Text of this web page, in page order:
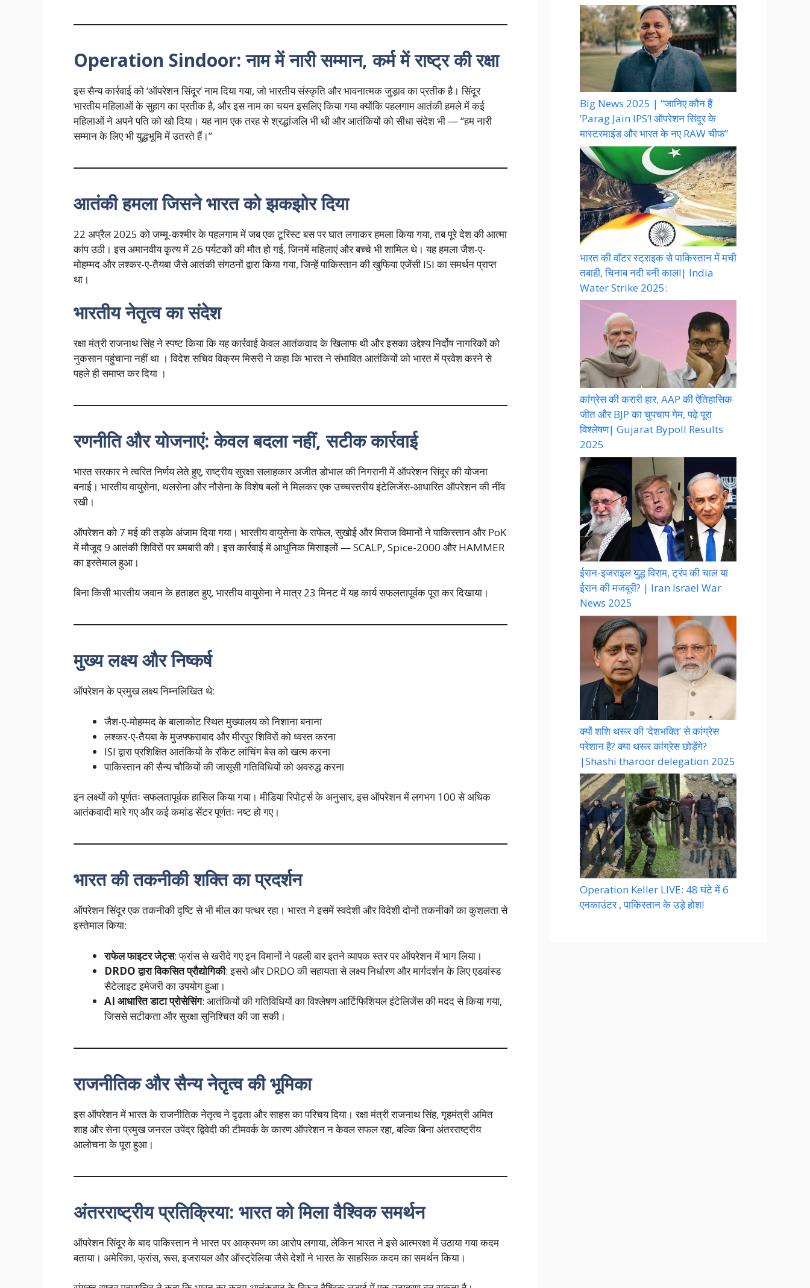
Operation Sindoor: नाम में नारी सम्मान, कर्म में राष्ट्र की रक्षा
इस सैन्य कार्रवाई को ‘ऑपरेशन सिंदूर’ नाम दिया गया, जो भारतीय संस्कृति और भावनात्मक जुड़ाव का प्रतीक है। सिंदूर
भारतीय महिलाओं के सुहाग का प्रतीक है, और इस नाम का चयन इसलिए किया गया क्योंकि पहलगाम आतंकी हमले में कई
महिलाओं ने अपने पति को खो दिया। यह नाम एक तरह से श्रद्धांजलि भी थी और आतंकियों को सीधा संदेश भी — “हम नारी
सम्मान के लिए भी युद्धभूमि में उतरते हैं।”
आतंकी हमला जिसने भारत को झकझोर दिया
22 अप्रैल 2025 को जम्मू-कश्मीर के पहलगाम में जब एक टूरिस्ट बस पर घात लगाकर हमला किया गया, तब पूरे देश की आत्मा
कांप उठी। इस अमानवीय कृत्य में 26 पर्यटकों की मौत हो गई, जिनमें महिलाएं और बच्चे भी शामिल थे। यह हमला जैश-ए-
मोहम्मद और लश्कर-ए-तैयबा जैसे आतंकी संगठनों द्वारा किया गया, जिन्हें पाकिस्तान की खुफिया एजेंसी ISI का समर्थन प्राप्त
था।
भारतीय नेतृत्व का संदेश
रक्षा मंत्री राजनाथ सिंह ने स्पष्ट किया कि यह कार्रवाई केवल आतंकवाद के खिलाफ थी और इसका उद्देश्य निर्दोष नागरिकों को
नुकसान पहुंचाना नहीं था । विदेश सचिव विक्रम मिसरी ने कहा कि भारत ने संभावित आतंकियों को भारत में प्रवेश करने से
पहले ही समाप्त कर दिया ।
रणनीति और योजनाएं: केवल बदला नहीं, सटीक कार्रवाई
भारत सरकार ने त्वरित निर्णय लेते हुए, राष्ट्रीय सुरक्षा सलाहकार अजीत डोभाल की निगरानी में ऑपरेशन सिंदूर की योजना
बनाई। भारतीय वायुसेना, थलसेना और नौसेना के विशेष बलों ने मिलकर एक उच्चस्तरीय इंटेलिजेंस-आधारित ऑपरेशन की नींव
रखी।
ऑपरेशन को 7 मई की तड़के अंजाम दिया गया। भारतीय वायुसेना के राफेल, सुखोई और मिराज विमानों ने पाकिस्तान और PoK
में मौजूद 9 आतंकी शिविरों पर बमबारी की। इस कार्रवाई में आधुनिक मिसाइलों — SCALP, Spice-2000 और HAMMER
का इस्तेमाल हुआ।
बिना किसी भारतीय जवान के हताहत हुए, भारतीय वायुसेना ने मात्र 23 मिनट में यह कार्य सफलतापूर्वक पूरा कर दिखाया।
मुख्य लक्ष्य और निष्कर्ष
ऑपरेशन के प्रमुख लक्ष्य निम्नलिखित थे:
जैश-ए-मोहम्मद के बालाकोट स्थित मुख्यालय को निशाना बनाना
लश्कर-ए-तैयबा के मुजफ्फराबाद और मीरपुर शिविरों को ध्वस्त करना
ISI द्वारा प्रशिक्षित आतंकियों के रॉकेट लांचिंग बेस को खत्म करना
पाकिस्तान की सैन्य चौकियों की जासूसी गतिविधियों को अवरुद्ध करना
इन लक्ष्यों को पूर्णतः सफलतापूर्वक हासिल किया गया। मीडिया रिपोर्ट्स के अनुसार, इस ऑपरेशन में लगभग 100 से अधिक
आतंकवादी मारे गए और कई कमांड सेंटर पूर्णतः नष्ट हो गए।
भारत की तकनीकी शक्ति का प्रदर्शन
ऑपरेशन सिंदूर एक तकनीकी दृष्टि से भी मील का पत्थर रहा। भारत ने इसमें स्वदेशी और विदेशी दोनों तकनीकों का कुशलता से
इस्तेमाल किया:
राफेल फाइटर जेट्स: फ्रांस से खरीदे गए इन विमानों ने पहली बार इतने व्यापक स्तर पर ऑपरेशन में भाग लिया।
DRDO द्वारा विकसित प्रौद्योगिकी: इसरो और DRDO की सहायता से लक्ष्य निर्धारण और मार्गदर्शन के लिए एडवांस्ड
सैटेलाइट इमेजरी का उपयोग हुआ।
AI आधारित डाटा प्रोसेसिंग: आतंकियों की गतिविधियों का विश्लेषण आर्टिफिशियल इंटेलिजेंस की मदद से किया गया,
जिससे सटीकता और सुरक्षा सुनिश्चित की जा सकी।
राजनीतिक और सैन्य नेतृत्व की भूमिका
इस ऑपरेशन में भारत के राजनीतिक नेतृत्व ने दृढ़ता और साहस का परिचय दिया। रक्षा मंत्री राजनाथ सिंह, गृहमंत्री अमित
शाह और सेना प्रमुख जनरल उपेंद्र द्विवेदी की टीमवर्क के कारण ऑपरेशन न केवल सफल रहा, बल्कि बिना अंतरराष्ट्रीय
आलोचना के पूरा हुआ।
अंतरराष्ट्रीय प्रतिक्रिया: भारत को मिला वैश्विक समर्थन
ऑपरेशन सिंदूर के बाद पाकिस्तान ने भारत पर आक्रमण का आरोप लगाया, लेकिन भारत ने इसे आत्मरक्षा में उठाया गया कदम
बताया। अमेरिका, फ्रांस, रूस, इजरायल और ऑस्ट्रेलिया जैसे देशों ने भारत के साहसिक कदम का समर्थन किया।
Big News 2025 | “जानिए कौन हैं
‘Parag Jain IPS’! ऑपरेशन सिंदूर के
मास्टरमाइंड और भारत के नए RAW चीफ”
भारत की वॉटर स्ट्राइक से पाकिस्तान में मची
तबाही, चिनाब नदी बनी काल!| India
Water Strike 2025:
कांग्रेस की करारी हार, AAP की ऐतिहासिक
जीत और BJP का चुपचाप गेम, पढ़े पूरा
विश्लेषण| Gujarat Bypoll Results
2025
ईरान-इजराइल युद्ध विराम, ट्रंप की चाल या
ईरान की मजबूरी? | Iran Israel War
News 2025
क्यों शशि थरूर की ‘देशभक्ति’ से कांग्रेस
परेशान है? क्या थरूर कांग्रेस छोड़ेंगे?
|Shashi tharoor delegation 2025
Operation Keller LIVE: 48 घंटे में 6
एनकाउंटर , पाकिस्तान के उड़े होश!